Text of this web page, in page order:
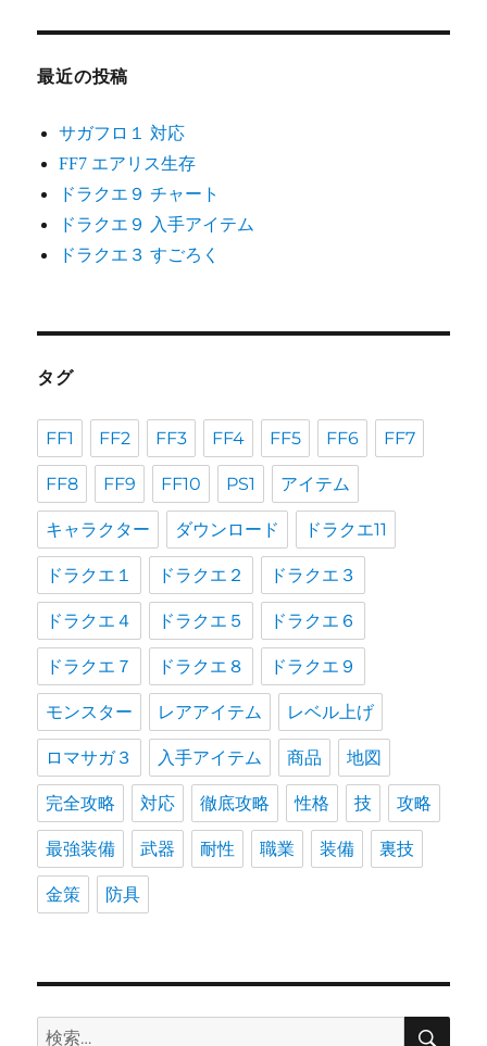
最近の投稿
サガフロ１ 対応
FF7 エアリス生存
ドラクエ９ チャート
ドラクエ９ 入手アイテム
ドラクエ３ すごろく
タグ
FF1 FF2 FF3 FF4 FF5 FF6 FF7
FF8 FF9 FF10 PS1 アイテム
キャラクター ダウンロード ドラクエ11
ドラクエ１ ドラクエ２ ドラクエ３
ドラクエ４ ドラクエ５ ドラクエ６
ドラクエ７ ドラクエ８ ドラクエ９
モンスター レアアイテム レベル上げ
ロマサガ３ 入手アイテム 商品 地図
完全攻略 対応 徹底攻略 性格 技 攻略
最強装備 武器 耐性 職業 装備 裏技
金策 防具
検
検